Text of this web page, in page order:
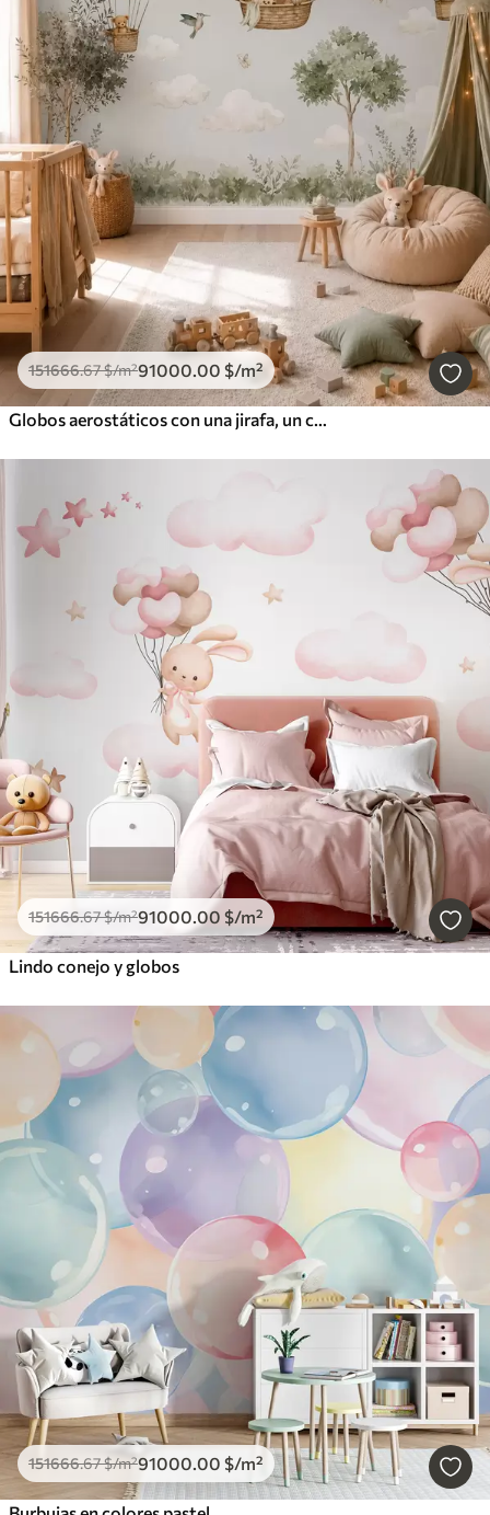
151666.67$/m²91000.00 $/m²
Globos aerostáticos con una jirafa, un canguro, un oso y otros animales entre las nubes y los árboles
151666.67$/m²91000.00 $/m²
Lindo conejo y globos
151666.67$/m²91000.00 $/m²